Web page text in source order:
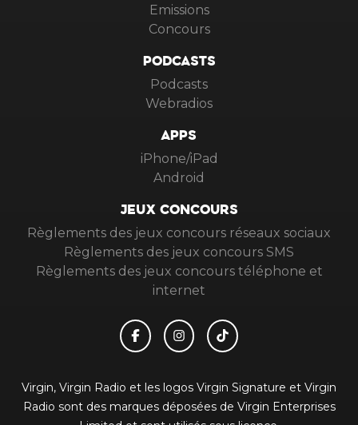
Emissions
Concours
PODCASTS
Podcasts
Webradios
APPS
iPhone/iPad
Android
JEUX CONCOURS
Règlements des jeux concours réseaux sociaux
Règlements des jeux concours SMS
Règlements des jeux concours téléphone et
internet
Virgin, Virgin Radio et les logos Virgin Signature et Virgin
Radio sont des marques déposées de Virgin Enterprises